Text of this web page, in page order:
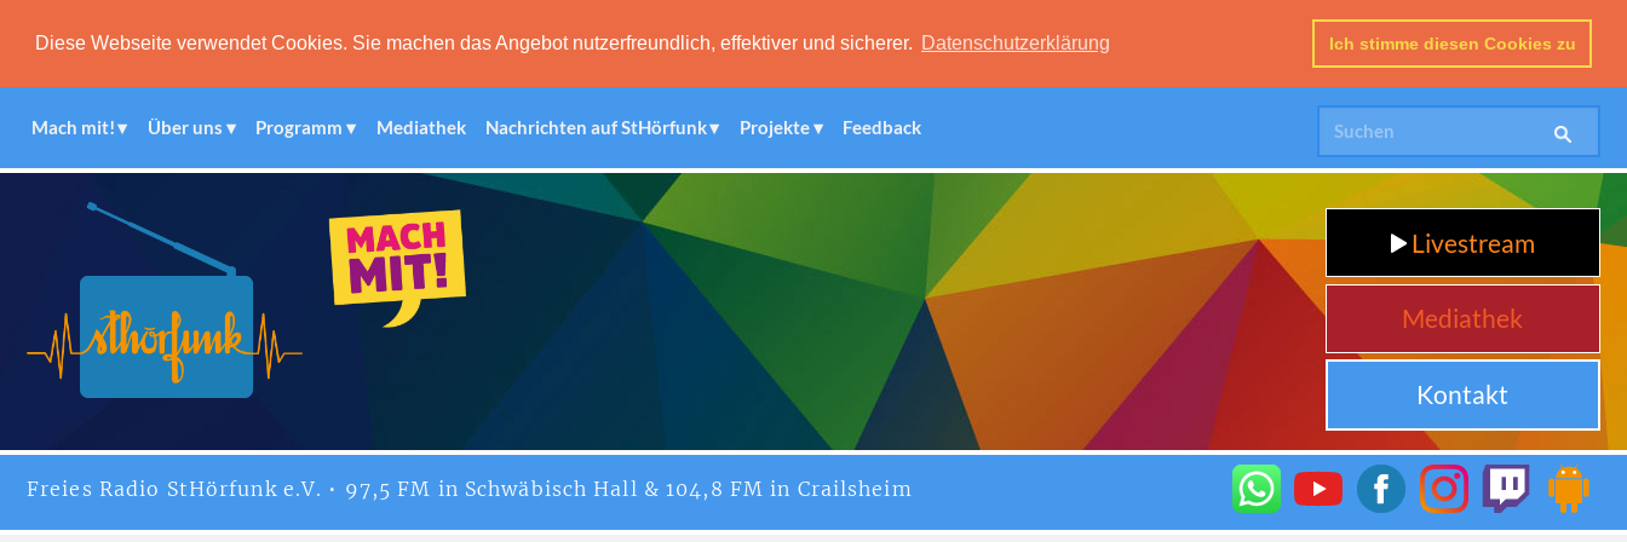
Diese Webseite verwendet Cookies. Sie machen das Angebot nutzerfreundlich, effektiver und sicherer. Datenschutzerklärung Ich stimme diesen Cookies zu
Mach mit! Über uns Programm Mediathek Nachrichten auf StHörfunk Projekte Feedback
Livestream
Mediathek
Kontakt
Freies Radio StHörfunke.V. • 97,5 FM in Schwäbisch Hall & 104,8 FM in Crailsheim